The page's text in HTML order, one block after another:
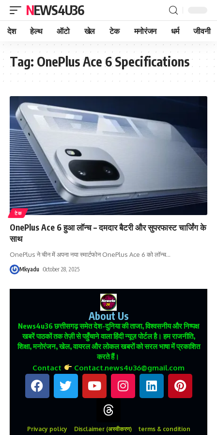
NEWS4U36
देश हेल्थ ऑटो खेल टेक मनोरंजन धर्म जीवनी
Tag: OnePlus Ace 6 Specifications
टेक
OnePlus Ace 6 हुआ लॉन्च – दमदार बैटरी और सुपरफास्ट चार्जिंग के
साथ
OnePlus ने चीन में अपना नया स्मार्टफोन OnePlus Ace 6 को लॉन्च…
Mkyadu October 28, 2025
About Us
News4u36छत्तीसगढ़ समेत देश-दुनिया की ताजा, विश्वसनीय और निष्पक्ष
खबरें पाठकों तक तेज़ी से पहुँचाने वाला हिंदी न्यूज़ पोर्टल है। हम राजनीति,
शिक्षा, मनोरंजन, खेल, वायरल और लोकल खबरों को सरल भाषा में प्रकाशित
करते हैं।
Contact Contact.news4u36@gmail.com
Privacy policy Disclaimer (अस्वीकरण) terms & condition